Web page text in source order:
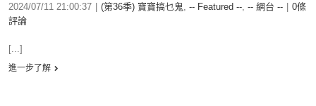
2024/07/11 21:00:37 (第36季) 寶寶搞乜鬼, -- Featured --, -- 網台 --
0條
評論
[...]
進一步了解